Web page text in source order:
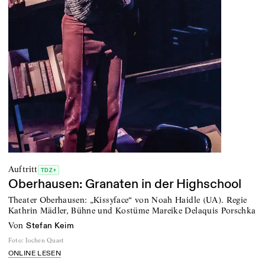
Auftritt TDZ+
Oberhausen: Granaten in der Highschool
Theater Oberhausen: „Kissyface“ von Noah Haidle (UA). Regie
Kathrin Mädler, Bühne und Kostüme Mareike Delaquis Porschka
von Stefan Keim
Foto: Jochen Quast
ONLINE LESEN